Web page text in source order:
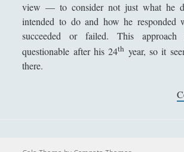
ARTICOLI PER AUTORE
Alberto Labellarte
view — to consider not just what he
intended to do and how he responded
succeeded or failed. This approach
questionable after his 24th year, so it
there.